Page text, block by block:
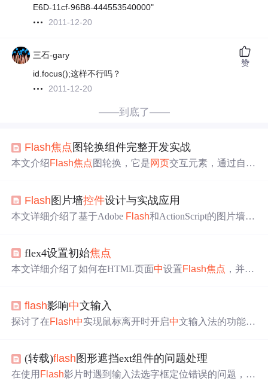
E6D-11cf-96B8-444553540000"
2011-12-20
三石-gary
id.focus();这样不行吗？
2011-12-20
赞
——到底了——
Flash焦点 图轮换组件完整开发实战
本文介绍Flash焦点图轮换，它是网页交互元素，通过自动
置解析，以及图形和动画效果实现等信息技术要点。
Flash图片墙控件设计与实战应用
本文详细介绍了基于Adobe Flash和ActionScript的图片墙控
程、事件监听、XML/JSON数据加载、滑动、缩放、3D旋
转等关键技术，并提供了实际代码示例。
flex4设置初始焦点
本文详细介绍了如何在HTML页面中设置Flash焦点 ，并通
flash影响中文输入
探讨了在Flash中实现鼠标离开时开启中文输入法的功能，
(转载)flash 图形遮挡ext组件的问题处理
在使用 Flash影片时遇到输入法选字框定位错误的问题，通